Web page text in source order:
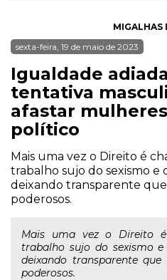
MIGALHAS
sexta-feira, 19 de maio de 2023
Igualdade
tentativa
afastar
político
Mais uma vez o Direito é
trabalho sujo do sexismo e
deixando transparente que
poderosos.
Mais uma vez o Direito
trabalho sujo do sexismo
deixando transparente
poderosos.